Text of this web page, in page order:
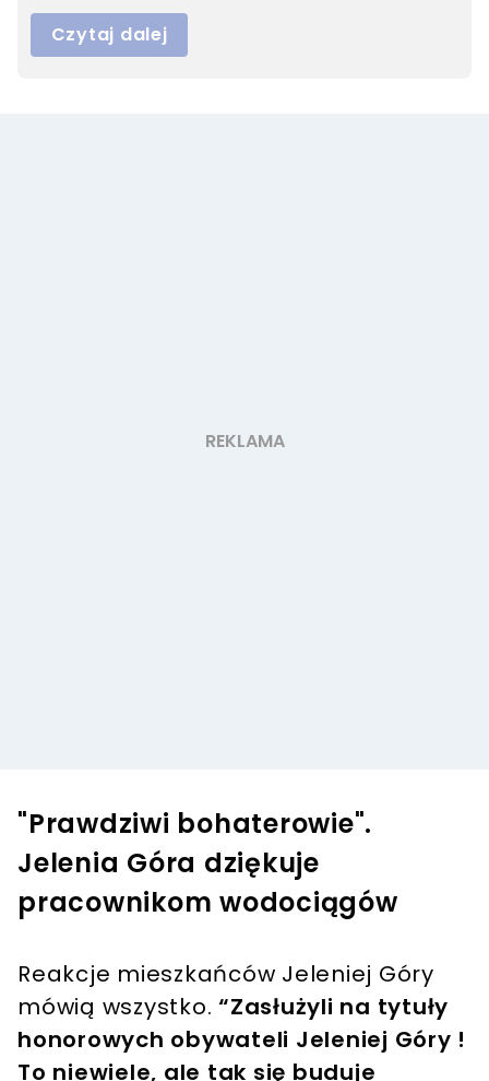
Czytaj dalej
"Prawdziwi bohaterowie".
Jelenia Góra dziękuje
pracownikom wodociągów
Reakcje mieszkańców Jeleniej Góry
mówią wszystko. “Zasłużyli na tytuły
honorowych obywateli Jeleniej Góry !
To niewiele, ale tak się buduje